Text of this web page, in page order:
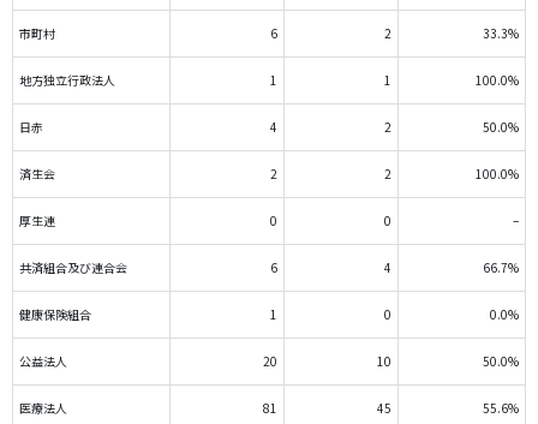
市町村 6 2 33.3%
地方独立行政法人 1 1 100.0%
日赤 4 2 50.0%
済生会 2 2 100.0%
厚生連 0 0 –
共済組合及び連合会 6 4 66.7%
健康保険組合 1 0 0.0%
公益法人 20 10 50.0%
医療法人 81 45 55.6%